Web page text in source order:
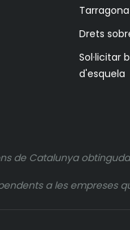
Drets
Sol·licitar
d'esquela
de Catalunya
a les empreses